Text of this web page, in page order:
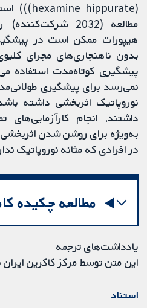
مطالعه (2032
بدون ناهنجاری‌های مجرای
پیشگیری کوتاه‌مدت استفاده
نمی‌رسد برای پیشگیری
نوروپاتیک اثربخشی داشته
داشتند. انجام
به‌ویژه برای روشن شدن
در افرادی که مثانه نوروپاتیک
مطالعه چکیده
یادداشت‌های ترجمه
این متن توسط مرکز کاکرین
استناد